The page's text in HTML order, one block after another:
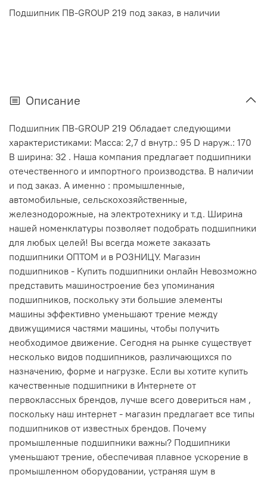
Подшипник ПВ-GROUP 219 под заказ, в наличии
Описание
Подшипник ПВ-GROUP 219 Обладает следующими
характеристиками: Масса: 2,7 d внутр.: 95 D наруж.: 170
В ширина: 32 . Наша компания предлагает подшипники
отечественного и импортного производства. В наличии
и под заказ. А именно : промышленные,
автомобильные, сельскохозяйственные,
железнодорожные, на электротехнику и т.д. Ширина
нашей номенклатуры позволяет подобрать подшипники
для любых целей! Вы всегда можете заказать
подшипники ОПТОМ и в РОЗНИЦУ. Магазин
подшипников - Купить подшипники онлайн Невозможно
представить машиностроение без упоминания
подшипников, поскольку эти большие элементы
машины эффективно уменьшают трение между
движущимися частями машины, чтобы получить
необходимое движение. Сегодня на рынке существует
несколько видов подшипников, различающихся по
назначению, форме и нагрузке. Если вы хотите купить
качественные подшипники в Интернете от
первоклассных брендов, лучше всего довериться нам ,
поскольку наш интернет - магазин предлагает все типы
подшипников от известных брендов. Почему
промышленные подшипники важны? Подшипники
уменьшают трение, обеспечивая плавное ускорение в
промышленном оборудовании, устраняя шум в